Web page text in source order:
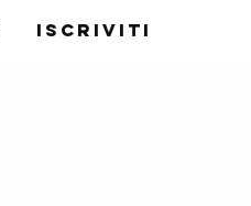
ISCRIVITI